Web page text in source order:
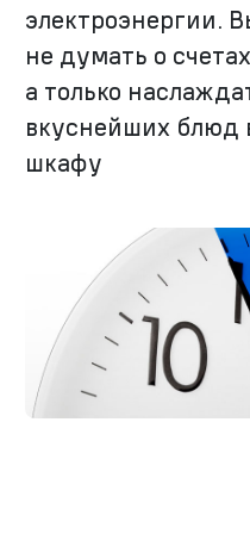
электроэнергии.
не думать о
а только
вкуснейших блюд
шкафу